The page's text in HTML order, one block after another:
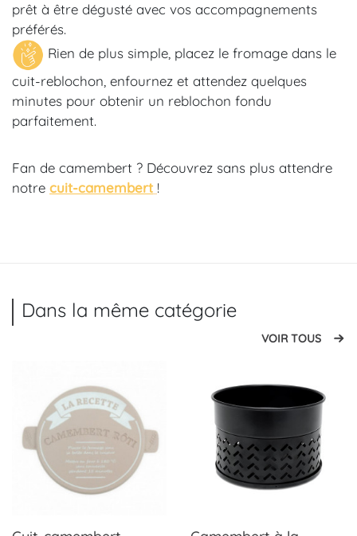
prêt à être dégusté avec vos accompagnements
préférés.
Rien de plus simple, placez le fromage dans le
cuit-reblochon, enfournez et attendez quelques
minutes pour obtenir un reblochon fondu
parfaitement.
Fan de camembert ? Découvrez sans plus attendre
notre cuit-camembert !
Dans la même catégorie
VOIR TOUS